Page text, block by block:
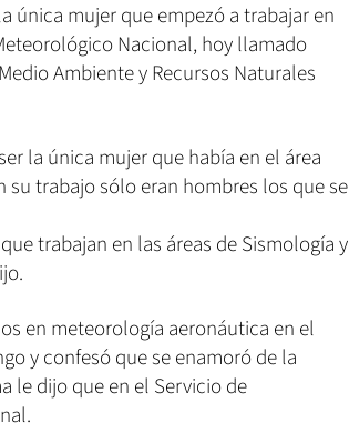
única mujer que empezó a trabajar en
Nacional, hoy llamado
Ambiente y Recursos Naturales
la única mujer que había en el área
trabajo sólo eran hombres los que se
trabajan en las áreas de Sismología y
en meteorología aeronáutica en el
y confesó que se enamoró de la
le dijo que en el Servicio de